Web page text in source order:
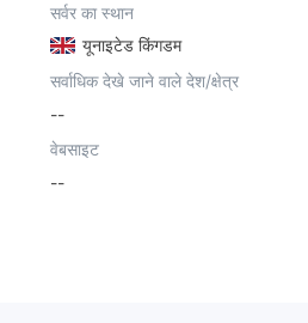
सर्वर का स्थान
यूनाइटेड किंगडम
सर्वाधिक देखे जाने वाले देश/क्षेत्र
--
वेबसाइट
--